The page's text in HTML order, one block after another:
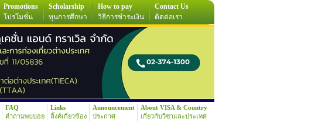
Promotions
โปรโมชั่น
Scholarship
ทุนการศึกษา
How to pay
วิธีการชำระเงิน
Contact Us
ติดต่อเรา
FAQ
คำถามพบบ่อย
Links
ลิ้งค์เกี่ยวข้อง
Announcement
ประกาศ
About VISA & Country
เกี่ยวกับวีซ่าและประเทศ